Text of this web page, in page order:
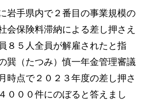
岩手県内で２番目の事業規模の
会保険料滞納による差し押さえ
８５人全員が解雇されたと指
巽（たつみ）慎一年金管理審議
時点で２０２３年度の差し押さ
０００件にのぼると答えまし